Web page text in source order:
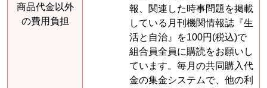
商品代金以外
の費用負担
報、関連した時事問題を掲載
している月刊機関情報誌『生
活と自治』を100円(税込)で
組合員全員に購読をお願いし
ています。毎月の共同購入代
金の集金システムで、他の利